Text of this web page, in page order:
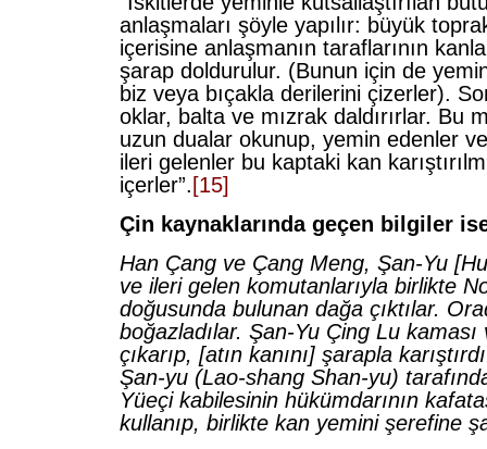
anlaşmaları şöyle yapılır: büyük
içerisine anlaşmanın taraflarının
şarap doldurulur. (Bunun için de
biz veya bıçakla derilerini çizerler).
oklar, balta ve mızrak daldırırlar. Bu
uzun dualar okunup, yemin edenler
ileri gelenler bu kaptaki kan
içerler”. [15]
Çin kaynaklarında geçen bilgiler
Han Çang ve Çang Meng, Şan-Yu
ve ileri gelen komutanlarıyla birlikte
doğusunda bulunan dağa çıktılar.
boğazladılar. Şan-Yu Çing Lu kaması
çıkarıp, [atın kanını] şarapla
Şan-yu (Lao-shang Shan-yu)
Yüeçi kabilesinin hükümdarının
kullanıp, birlikte kan yemini şerefine